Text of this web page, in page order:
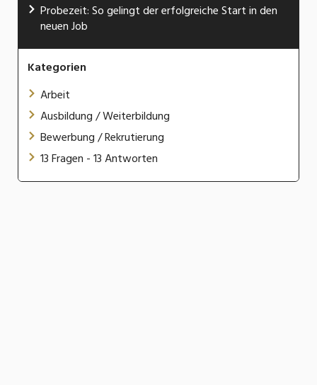
Probezeit: So gelingt der erfolgreiche Start in den
neuen Job
Kategorien
Arbeit
Ausbildung / Weiterbildung
Bewerbung / Rekrutierung
13 Fragen - 13 Antworten